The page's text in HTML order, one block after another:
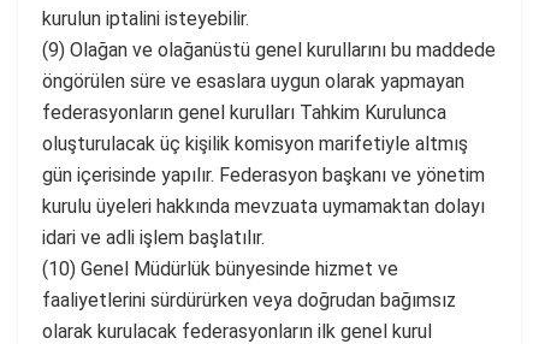
kurulun iptalini isteyebilir.
(9) Olağan ve olağanüstü genel kurullarını bu maddede
öngörülen süre ve esaslara uygun olarak yapmayan
federasyonların genel kurulları Tahkim Kurulunca
oluşturulacak üç kişilik komisyon marifetiyle altmış
gün içerisinde yapılır. Federasyon başkanı ve yönetim
kurulu üyeleri hakkında mevzuata uymamaktan dolayı
idari ve adli işlem başlatılır.
(10) Genel Müdürlük bünyesinde hizmet ve
faaliyetlerini sürdürürken veya doğrudan bağımsız
olarak kurulacak federasyonların ilk genel kurul